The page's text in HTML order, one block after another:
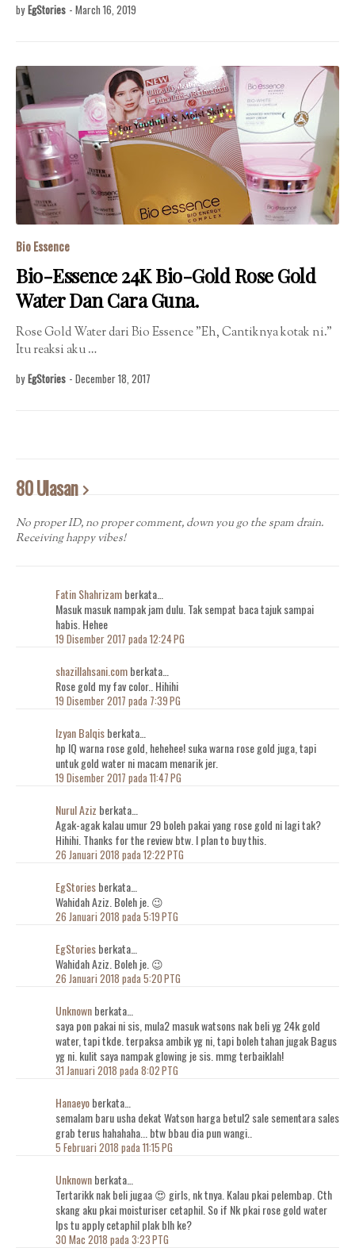
by EgStories - March 16, 2019
Bio Essence
Bio-Essence 24K Bio-Gold Rose Gold
Water Dan Cara Guna.
Rose Gold Water dari Bio Essence "Eh, Cantiknya kotak ni."
Itu reaksi aku …
by EgStories - December 18, 2017
80 Ulasan
No proper ID, no proper comment, down you go the spam drain.
Receiving happy vibes!
Fatin Shahrizamberkata…
Masuk masuk nampak jam dulu. Tak sempat baca tajuk sampai
habis. Hehee
19 Disember 2017 pada 12:24 PG
shazillahsani.comberkata…
Rose gold my fav color.. Hihihi
19 Disember 2017 pada 7:39 PG
Izyan Balqisberkata…
hp IQ warna rose gold, hehehee! suka warna rose gold juga, tapi
untuk gold water ni macam menarik jer.
19 Disember 2017 pada 11:47 PG
Nurul Aziz berkata…
Agak-agak kalau umur 29 boleh pakai yang rose gold ni lagi tak?
Hihihi. Thanks for the review btw. I plan to buy this.
26 Januari 2018 pada 12:22 PTG
EgStoriesberkata…
Wahidah Aziz. Boleh je. 😉
26 Januari 2018 pada 5:19 PTG
EgStoriesberkata…
Wahidah Aziz. Boleh je. 😉
26 Januari 2018 pada 5:20 PTG
Unknownberkata…
saya pon pakai ni sis, mula2 masuk watsons nak beli yg 24k gold
water, tapi tkde. terpaksa ambik yg ni, tapi boleh tahan jugak Bagus
yg ni. kulit saya nampak glowing je sis. mmg terbaiklah!
31 Januari 2018 pada 8:02 PTG
Hanaeyoberkata…
semalam baru usha dekat Watson harga betul2 sale sementara sales
grab terus hahahaha... btw bbau dia pun wangi..
5 Februari 2018 pada 11:15 PG
Unknownberkata…
Tertarikk nak beli jugaa 😍 girls, nk tnya. Kalau pkai pelembap. Cth
skang aku pkai moisturiser cetaphil. So if Nk pkai rose gold water
lps tu apply cetaphil plak blh ke?
30 Mac 2018 pada 3:23 PTG